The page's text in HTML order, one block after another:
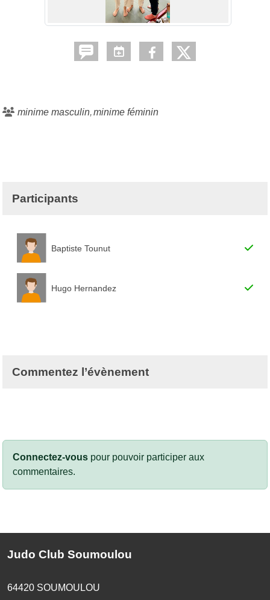
minime masculin minime féminin
Participants
Baptiste Tounut
Hugo Hernandez
Commentez l’évènement
Connectez-vous pour pouvoir participer aux
commentaires.
Judo Club Soumoulou
64420 SOUMOULOU